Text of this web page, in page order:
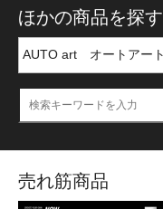
ほかの商品を探す
売れ筋商品